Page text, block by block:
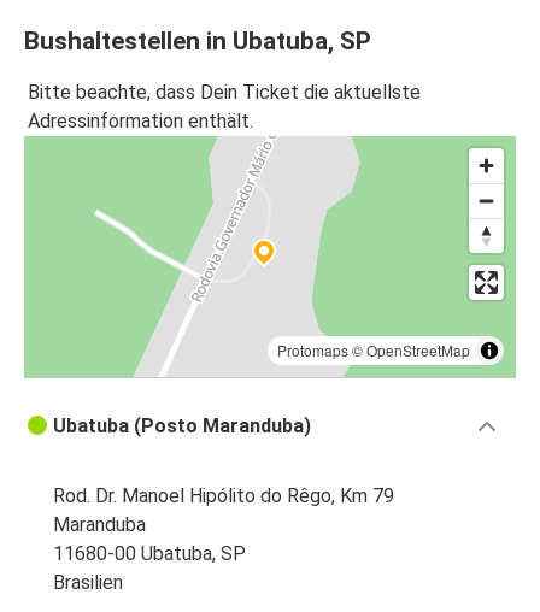
Bushaltestellen in Ubatuba, SP
Bitte beachte, dass Dein Ticket die aktuellste
Adressinformation enthält.
Protomaps©OpenStreetMap
Ubatuba (Posto Maranduba)
Rod. Dr. Manoel Hipólito do Rêgo, Km 79
Maranduba
11680-00 Ubatuba, SP
Brasilien